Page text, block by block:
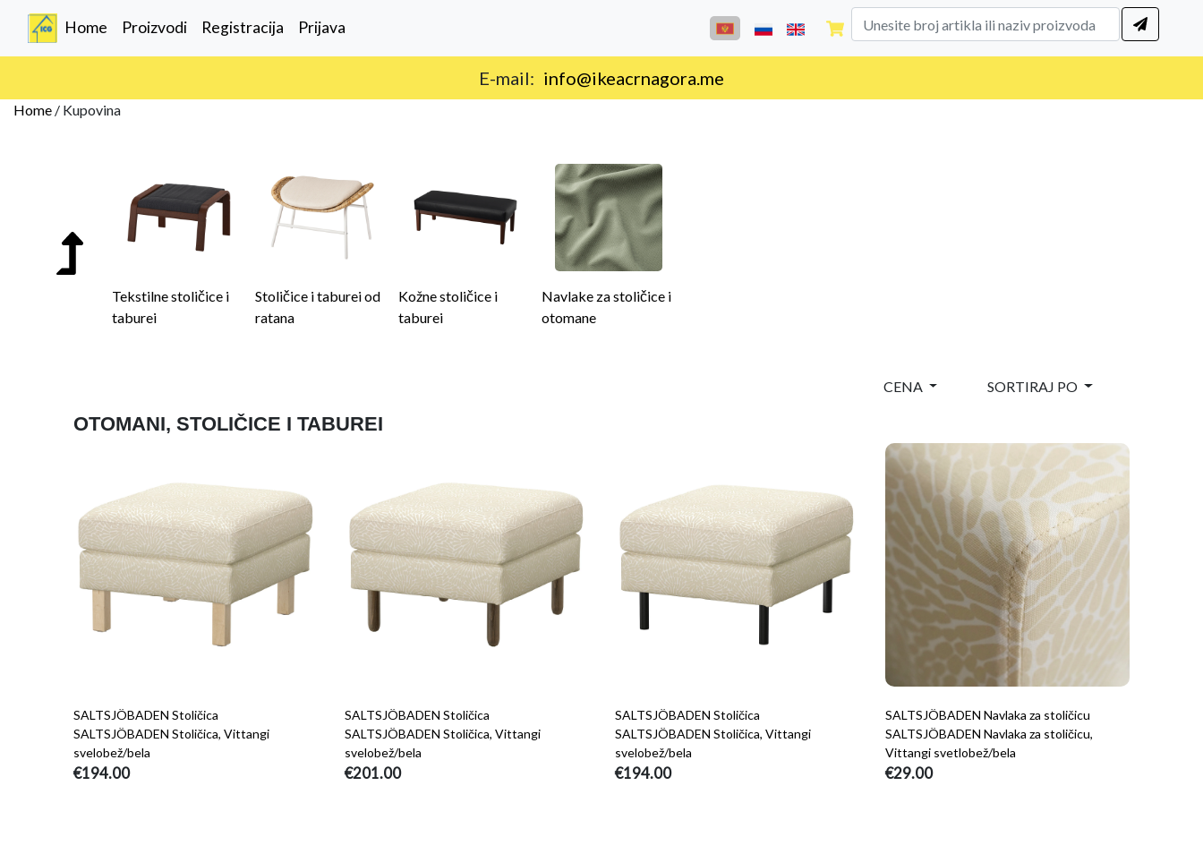
Home (current)
Proizvodi Registracija Prijava
Isporuka na teritoriji Crne Gore.
Home / Kupovina
Tekstilne stoličice i
taburei
Stoličice i taburei od
ratana
Kožne stoličice i
taburei
Navlake za stoličice i
otomane
CENA SORTIRAJ PO
OTOMANI, STOLIČICE I TABUREI
SALTSJÖBADEN Stoličica
SALTSJÖBADEN Stoličica, Vittangi
svelobež/bela
€194.00
SALTSJÖBADEN Stoličica
SALTSJÖBADEN Stoličica, Vittangi
svelobež/bela
€201.00
SALTSJÖBADEN Stoličica
SALTSJÖBADEN Stoličica, Vittangi
svelobež/bela
€194.00
SALTSJÖBADEN Navlaka za stoličicu
SALTSJÖBADEN Navlaka za stoličicu,
Vittangi svetlobež/bela
€29.00